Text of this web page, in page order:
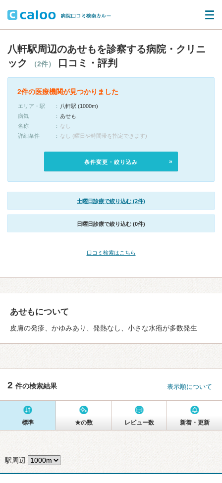
八軒駅周辺のあせもを診察する病院・クリニ
ック
（2件） 口コミ・評判
2件の医療機関が見つかりました
エリア・駅
八軒駅 (1000m)
病気
あせも
名称
なし
詳細条件
なし (曜日や時間帯を指定できます)
条件変更・絞り込み
土曜日診療で絞り込む (2件)
日曜日診療で絞り込む (0件)
口コミ検索はこちら
あせもについて
皮膚の発疹、かゆみあり、発熱なし、小さな水疱が多数発生
2 件の検索結果 表示順について
標準 ★の数 レビュー数 新着・更新
駅周辺